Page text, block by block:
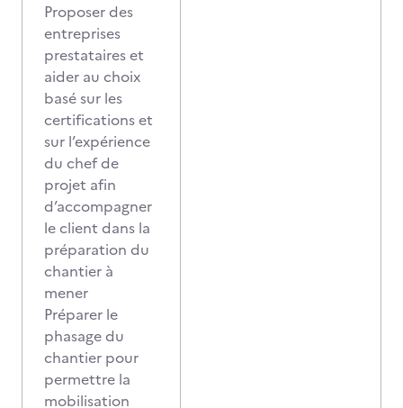
Proposer des
entreprises
prestataires et
aider au choix
basé sur les
certifications et
sur l’expérience
du chef de
projet afin
d’accompagner
le client dans la
préparation du
chantier à
mener
Préparer le
phasage du
chantier pour
permettre la
mobilisation